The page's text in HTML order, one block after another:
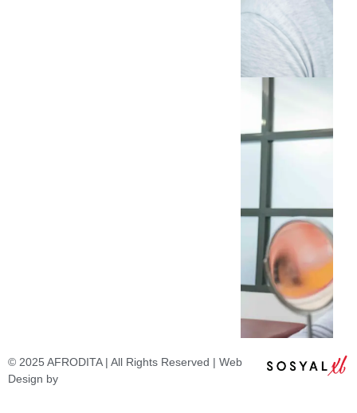
© 2025 AFRODITA | All Rights Reserved | Web
Design by